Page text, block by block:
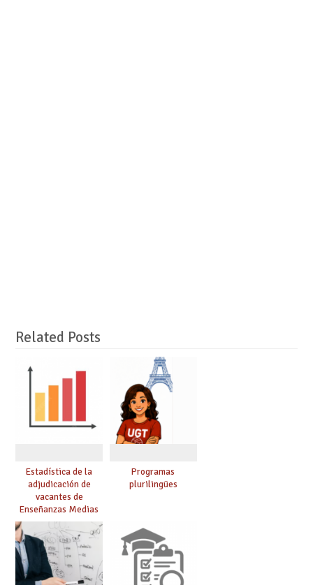
Related Posts
Estadística de la
adjudicación de
vacantes de
Enseñanzas Medias
para el curso 26/27
Programas
plurilingües